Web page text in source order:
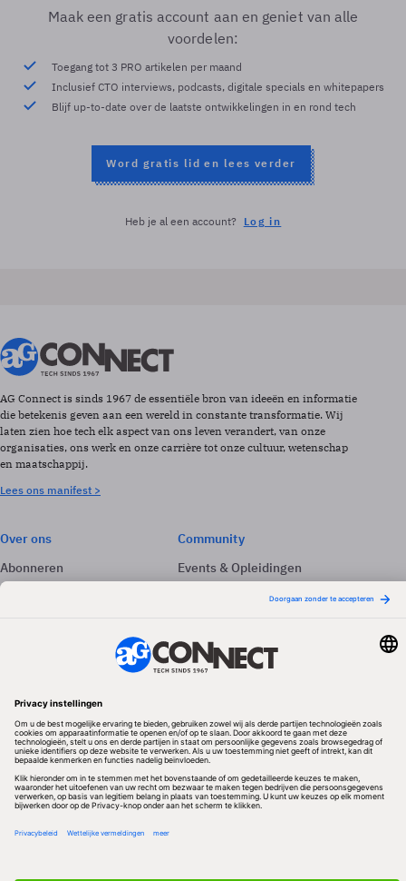
Maak een gratis account aan en geniet van alle
voordelen:
Toegang tot 3 PRO artikelen per maand
Inclusief CTO interviews, podcasts, digitale specials en whitepapers
Blijf up-to-date over de laatste ontwikkelingen in en rond tech
Word gratis lid en lees verder
Heb je al een account? Log in
AG Connect is sinds 1967 de essentiële bron van ideeën en informatie
die betekenis geven aan een wereld in constante transformatie. Wij
laten zien hoe tech elk aspect van ons leven verandert, van onze
organisaties, ons werk en onze carrière tot onze cultuur, wetenschap
en maatschappij.
Lees ons manifest >
Over ons
Abonneren
Adverteren
Community
Events & Opleidingen
Volg ons
Redactionele partner
Algemene Voorwaarden & Copyrights